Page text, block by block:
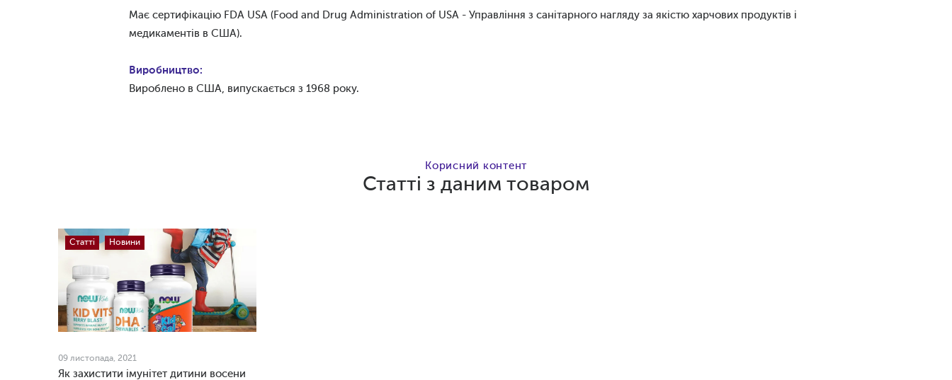
Має сертифікацію FDA USA (Food and Drug Administration of USA - Управління з санітарного нагляду за якістю харчових продуктів і
медикаментів в США).
Виробництво:
Вироблено в США, випускається з 1968 року.
Корисний контент
Статті з даним товаром
Статті Новини
09 листопада, 2021
Як захистити імунітет дитини восени